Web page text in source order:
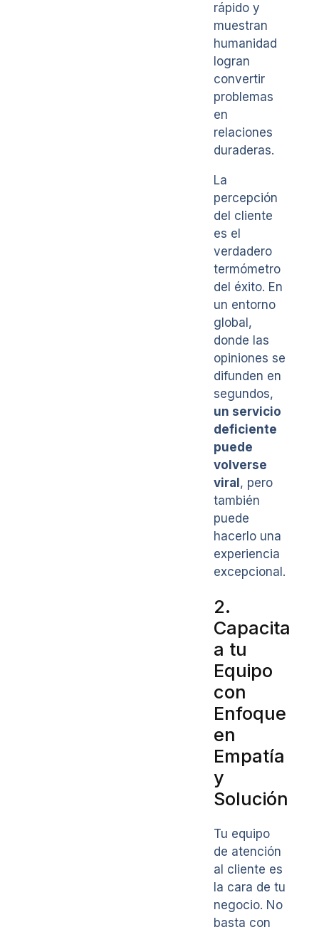
rápido y
muestran
humanidad
logran
convertir
problemas
en
relaciones
duraderas.
La
percepción
del cliente
es el
verdadero
termómetro
del éxito. En
un entorno
global,
donde las
opiniones se
difunden en
segundos,
un servicio
deficiente
puede
volverse
viral , pero
también
puede
hacerlo una
experiencia
excepcional.
2.
Capacita
a tu
Equipo
con
Enfoque
en
Empatía
y
Solución
Tu equipo
de atención
al cliente es
la cara de tu
negocio. No
basta con